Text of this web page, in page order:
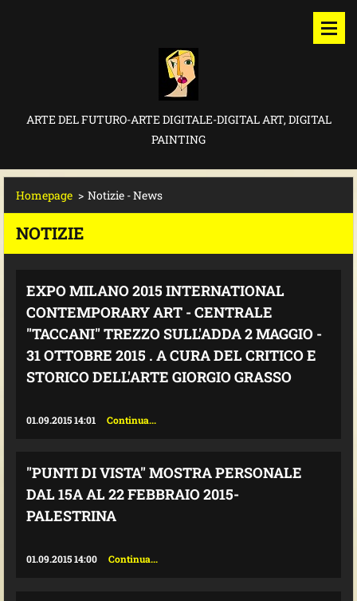
ARTE DEL FUTURO-ARTE DIGITALE-DIGITAL ART, DIGITAL
PAINTING
Homepage > Notizie - News
NOTIZIE
EXPO MILANO 2015 INTERNATIONAL
CONTEMPORARY ART - CENTRALE
"TACCANI" TREZZO SULL'ADDA 2 MAGGIO -
31 OTTOBRE 2015 . A CURA DEL CRITICO E
STORICO DELL'ARTE GIORGIO GRASSO
01.09.2015 14:01 Continua...
"PUNTI DI VISTA" MOSTRA PERSONALE
DAL 15A AL 22 FEBBRAIO 2015-
PALESTRINA
01.09.2015 14:00 Continua...